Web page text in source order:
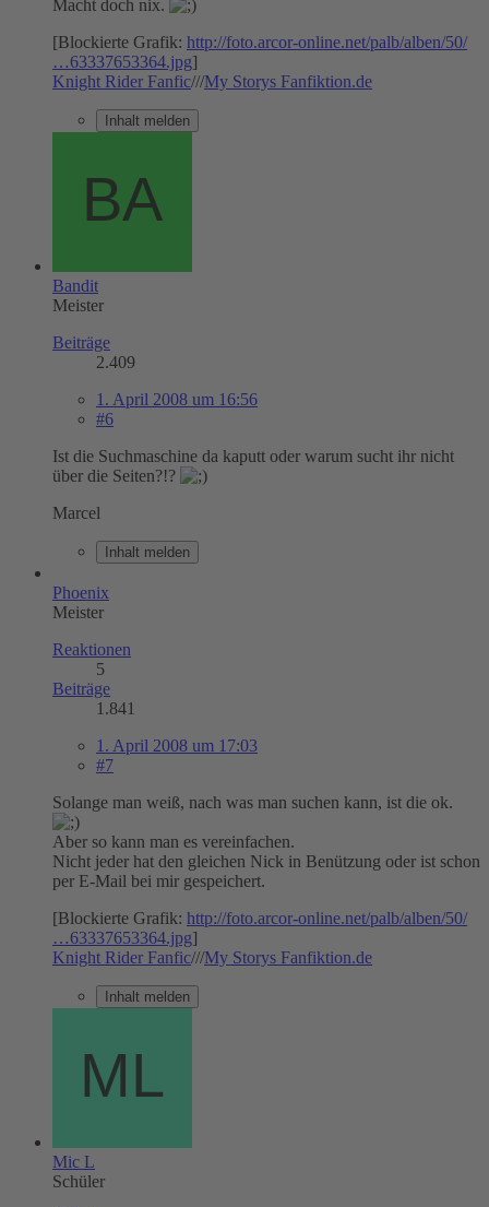
Macht doch nix.
[Blockierte Grafik: http://foto.arcor-online.net/palb/alben/50/
…63337653364.jpg]
Knight Rider Fanfic///My Storys Fanfiktion.de
Inhalt melden
Bandit
Meister
Beiträge
2.409
1. April 2008 um 16:56
#6
Ist die Suchmaschine da kaputt oder warum sucht ihr nicht
über die Seiten?!?
Marcel
Inhalt melden
Phoenix
Meister
Reaktionen
5
Beiträge
1.841
1. April 2008 um 17:03
#7
Solange man weiß, nach was man suchen kann, ist die ok.
Aber so kann man es vereinfachen.
Nicht jeder hat den gleichen Nick in Benützung oder ist schon
per E-Mail bei mir gespeichert.
[Blockierte Grafik: http://foto.arcor-online.net/palb/alben/50/
…63337653364.jpg]
Knight Rider Fanfic///My Storys Fanfiktion.de
Inhalt melden
Mic L
Schüler